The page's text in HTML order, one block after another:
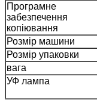
Програмне
забезпечення
копіювання
Розмір машини
Розмір упаковки
вага
УФ лампа